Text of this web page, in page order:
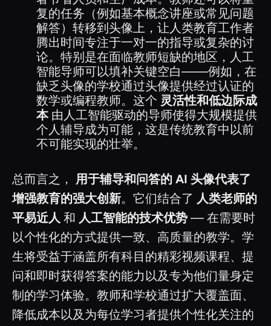
复的任务（例如基本概念讲座或常见问题
解答）转移到头像上，让人类教育工作者
腾出时间专注于一对一的指导或复杂的讨
论。特别是在面临教师短缺的地区，人工
智能导师可以填补关键空白——例如，在
缺乏头像的学校通过头像提供经过认证的
数学或编程教师。这个 灵活性和低边际成
本由人工智能驱动的导师使得大规模提供
个人辅导成为可能，这是传统教育中以前
不可能实现的壮举。
总而言之， 用于辅导和问答的 AI 头像代表了
增强教育的强大创新。它们结合了 人类老师的
平易近人 和 人工智能的技术优势 — 在需要时
以个性化的方式提供一致、高质量的教学。学
生将受益于涵盖所有科目的精彩视频课程、提
问和即时获得答案的能力以及专为他们量身定
制的学习体验。教师和学校通过扩大覆盖面、
降低成本以及为每位学习者提供个性化关注的